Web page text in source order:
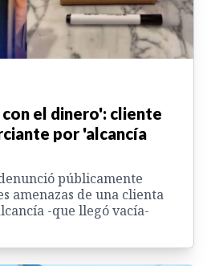
el dinero': cliente
por 'alcancía
públicamente
amenazas de una clienta
-que llegó vacía-